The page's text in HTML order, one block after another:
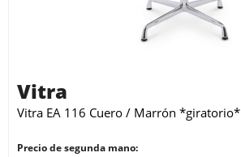
Vitra
Vitra EA 116 Cuero / Marrón *giratorio*
Precio de segunda mano: